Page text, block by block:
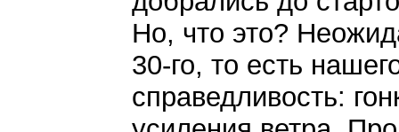
Но, что это?
30-го, то есть
справедливость: